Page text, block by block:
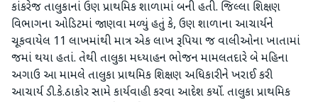
કાંકરેજ તાલુકાનાં ઉણ પ્રાથમિક શાળામાં બની હતી. જિલ્લા શિક્ષણ
વિભાગના ઓડિટમાં જાણવા મળ્યું હતું કે, ઉણ શાળાના આચાર્યને
ચૂકવાયેલ 11 લાખમાંથી માત્ર એક લાખ રૂપિયા જ વાલીઓના ખાતામાં
જમાં થયા હતાં. તેથી તાલુકા મધ્યાહન ભોજન મામલતદારે બે મહિના
અગાઉ આ મામલે તાલુકા પ્રાથમિક શિક્ષણ અધિકારીને ખરાઈ કરી
આચાર્ય ડી.કે.ઠાકોર સામે કાર્યવાહી કરવા આદેશ કર્યો. તાલુકા પ્રાથમિક